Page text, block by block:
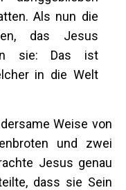
Als nun die
das Jesus
sie: Das ist
in die Welt
Weise von
und zwei
Jesus genau
dass sie Sein